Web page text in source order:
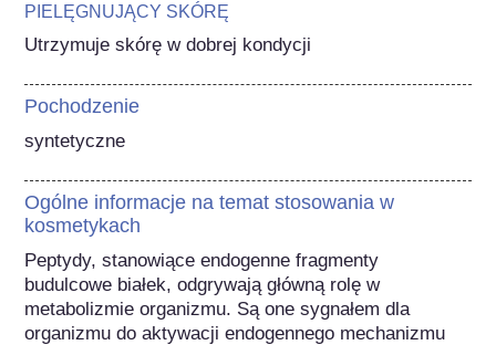
PIELĘGNUJĄCY SKÓRĘ
Utrzymuje skórę w dobrej kondycji
Pochodzenie
syntetyczne
Ogólne informacje na temat stosowania w
kosmetykach
Peptydy, stanowiące endogenne fragmenty
budulcowe białek, odgrywają główną rolę w
metabolizmie organizmu. Są one sygnałem dla
organizmu do aktywacji endogennego mechanizmu